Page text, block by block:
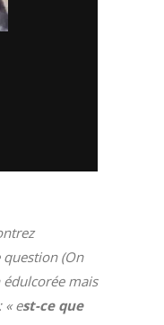
question (On
mais
« est-ce que